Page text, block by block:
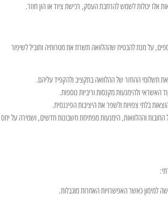
אלו יכולות לשמש להרחבת העסק, רכישת ציוד או הון חוזר.
על מנת להבטיח שההלוואה תשרת את מטרותיה ותוביל לשיפור
תשלומי ההחזר של ההלוואה בתקציב ולהקפיד עליהם.
האשראי ולהימנעות מקנסות וריביות נוספות.
בלתי צפויות ולשפר את היציבות הפיננסית.
וההלוואות, הימנעות מפתיחת חשבונות חדשים, ושמירה על יחס
למימון כאשר האפשרויות האחרות מוגבלות.